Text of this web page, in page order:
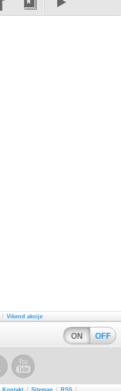
/ Vikend akcije
ON OFF
Kontakt / Sitemap / RSS /